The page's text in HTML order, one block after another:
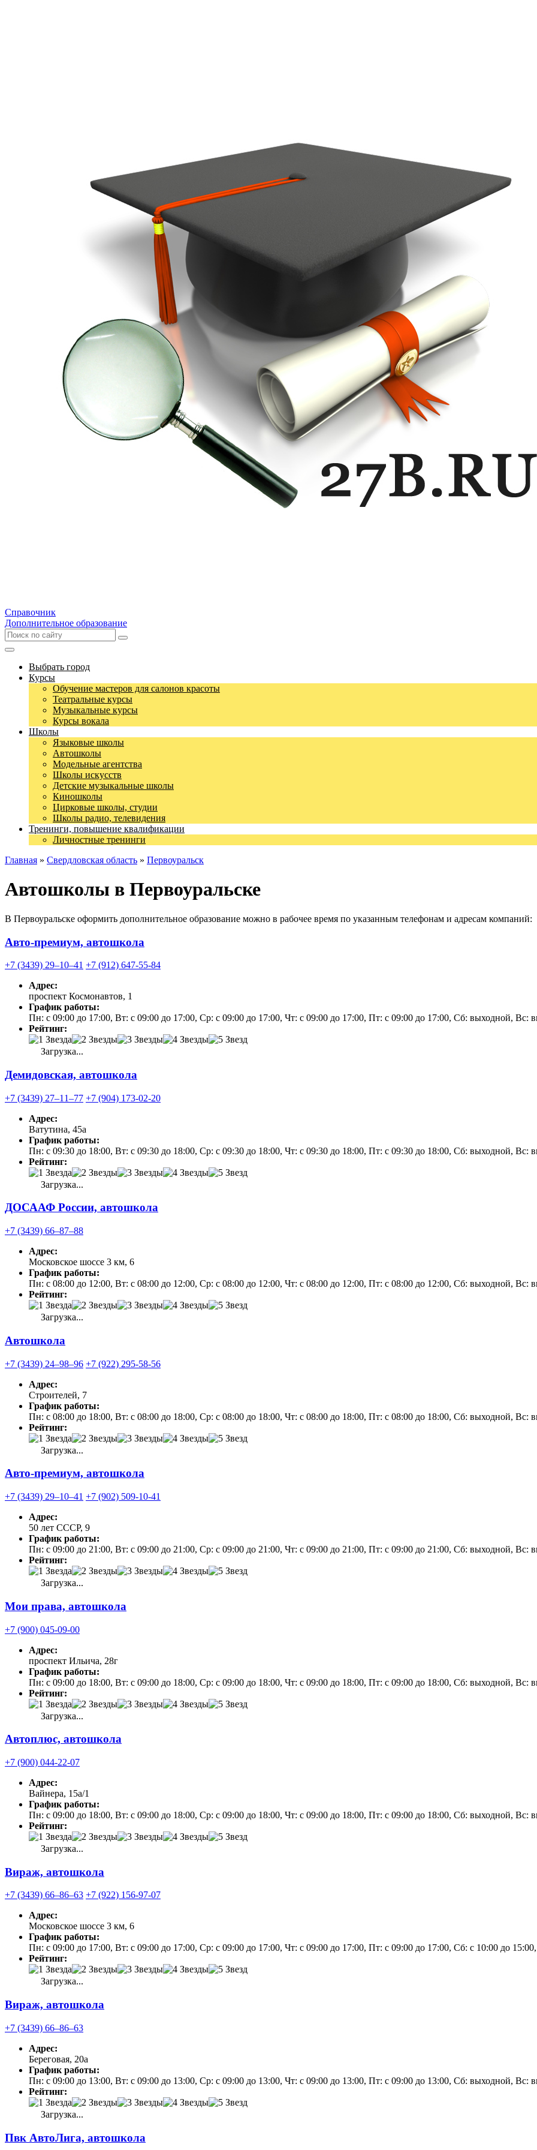
Справочник
Дополнительное образование
Выбрать город
Курсы
Обучение мастеров для салонов красоты
Театральные курсы
Музыкальные курсы
Курсы вокала
Школы
Языковые школы
Автошколы
Модельные агентства
Школы искусств
Детские музыкальные школы
Киношколы
Цирковые школы, студии
Школы радио, телевидения
Тренинги, повышение квалификации
Личностные тренинги
Главная » Свердловская область » Первоуральск
Автошколы в Первоуральске
В Первоуральске оформить дополнительное образование можно в рабочее время по указанным телефонам и адресам компаний:
Авто-премиум, автошкола
+7 (3439) 29‒10‒41 +7 (912) 647-55-84
Адрес:
проспект Космонавтов, 1
График работы:
Пн: с 09:00 до 17:00, Вт: с 09:00 до 17:00, Ср: с 09:00 до 17:00, Чт: с 09:00 до 17:00, Пт: с 09:00 до 17:00, Сб: выходной, Вс:
Рейтинг:
Загрузка...
Демидовская, автошкола
+7 (3439) 27‒11‒77 +7 (904) 173-02-20
Адрес:
Ватутина, 45а
График работы:
Пн: с 09:30 до 18:00, Вт: с 09:30 до 18:00, Ср: с 09:30 до 18:00, Чт: с 09:30 до 18:00, Пт: с 09:30 до 18:00, Сб: выходной, Вс:
Рейтинг:
Загрузка...
ДОСААФ России, автошкола
+7 (3439) 66‒87‒88
Адрес:
Московское шоссе 3 км, 6
График работы:
Пн: с 08:00 до 12:00, Вт: с 08:00 до 12:00, Ср: с 08:00 до 12:00, Чт: с 08:00 до 12:00, Пт: с 08:00 до 12:00, Сб: выходной, Вс:
Рейтинг:
Загрузка...
Автошкола
+7 (3439) 24‒98‒96 +7 (922) 295-58-56
Адрес:
Строителей, 7
График работы:
Пн: с 08:00 до 18:00, Вт: с 08:00 до 18:00, Ср: с 08:00 до 18:00, Чт: с 08:00 до 18:00, Пт: с 08:00 до 18:00, Сб: выходной, Вс:
Рейтинг:
Загрузка...
Авто-премиум, автошкола
+7 (3439) 29‒10‒41 +7 (902) 509-10-41
Адрес:
50 лет СССР, 9
График работы:
Пн: с 09:00 до 21:00, Вт: с 09:00 до 21:00, Ср: с 09:00 до 21:00, Чт: с 09:00 до 21:00, Пт: с 09:00 до 21:00, Сб: выходной, Вс:
Рейтинг:
Загрузка...
Мои права, автошкола
+7 (900) 045-09-00
Адрес:
проспект Ильича, 28г
График работы:
Пн: с 09:00 до 18:00, Вт: с 09:00 до 18:00, Ср: с 09:00 до 18:00, Чт: с 09:00 до 18:00, Пт: с 09:00 до 18:00, Сб: выходной, Вс:
Рейтинг:
Загрузка...
Автоплюс, автошкола
+7 (900) 044-22-07
Адрес:
Вайнера, 15а/1
График работы:
Пн: с 09:00 до 18:00, Вт: с 09:00 до 18:00, Ср: с 09:00 до 18:00, Чт: с 09:00 до 18:00, Пт: с 09:00 до 18:00, Сб: выходной, Вс:
Рейтинг:
Загрузка...
Вираж, автошкола
+7 (3439) 66‒86‒63 +7 (922) 156-97-07
Адрес:
Московское шоссе 3 км, 6
График работы:
Пн: с 09:00 до 17:00, Вт: с 09:00 до 17:00, Ср: с 09:00 до 17:00, Чт: с 09:00 до 17:00, Пт: с 09:00 до 17:00, Сб: с 10:00 до
Рейтинг:
Загрузка...
Вираж, автошкола
+7 (3439) 66‒86‒63
Адрес:
Береговая, 20а
График работы:
Пн: с 09:00 до 13:00, Вт: с 09:00 до 13:00, Ср: с 09:00 до 13:00, Чт: с 09:00 до 13:00, Пт: с 09:00 до 13:00, Сб: выходной, Вс:
Рейтинг:
Загрузка...
Пвк АвтоЛига, автошкола